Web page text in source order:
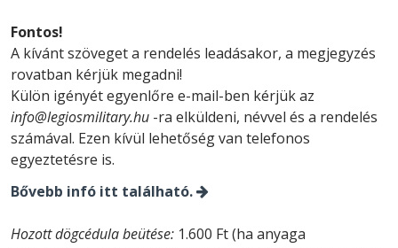
Fontos!
A kívánt szöveget a rendelés leadásakor, a megjegyzés
rovatban kérjük megadni!
Külön igényét egyenlőre e-mail-ben kérjük az
info@legiosmilitary.hu -ra elküldeni, névvel és a rendelés
számával. Ezen kívül lehetőség van telefonos
egyeztetésre is.
Bővebb infó itt található.
Hozott dögcédula beütése: 1.600 Ft (ha anyaga